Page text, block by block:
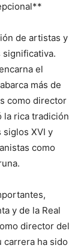
de artistas y
significativa.
el
más de
como director
la rica tradición
siglos XVI y
como
y de la Real
director del
carrera ha sido